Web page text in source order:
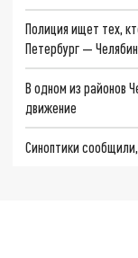
Полиция ищет тех,
Петербург —
В одном из районов
движение
Синоптики